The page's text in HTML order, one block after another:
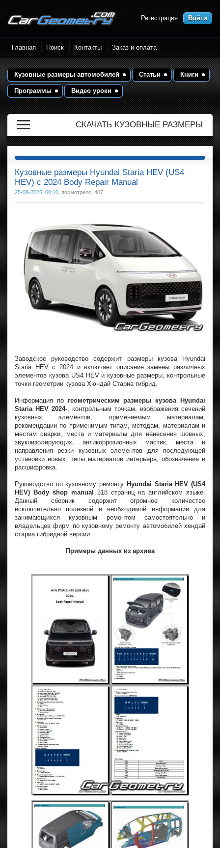
Размеры кузова автомобилей.
Контрольные точки и кузовные
размеры. Геометрия кузова
Регистрация Войти
Главная Поиск Контакты Заказ и оплата
Кузовные размеры автомобилей Статьи Книги
Программы Видео уроки
СКАЧАТЬ КУЗОВНЫЕ РАЗМЕРЫ
Кузовные размеры Hyundai Staria HEV (US4
HEV) с 2024 Body Repair Manual
25-08-2025, 00:10 , посмотрело: 407
Заводское руководство содержит размеры кузова Hyundai
Staria HEV с 2024 и включает описание замены различных
элементов кузова US4 HEV и кузовные размеры, контрольные
точки геометрии кузова Хюндай Стариа гибрид.
Информация по геометрическим размеры кузова Hyundai
Staria HEV 2024-, контрольным точкам, изображения сечений
кузовных элементов, применяемым материалам,
рекомендации по применимым типам, методам, материалам и
местам сварки; места и материалы для нанесения шовных,
звукоизолирующих, антикоррозионных мастик; места и
направления резки кузовных элементов для последующей
установки новых; типы материалов интерьера, обозначение и
расшифровка.
Руководство по кузовному ремонту Hyundai Staria HEV (US4
HEV) Body shop manual
318 страниц на английском языке.
Данный сборник содержит огромное количество
исключительно полезной и необходимой информации для
занимающихся кузовным ремонтом самостоятельно и
владельцев фирм по кузовному ремонту автомобилей хендай
стариа гибридной версии.
Примеры данных из архива